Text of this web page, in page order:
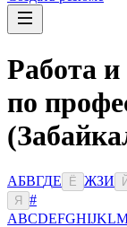
Работа
по
АБВГДЕ Ё ЖЗИ Й
Я
#
ABCDEFGHIJKL